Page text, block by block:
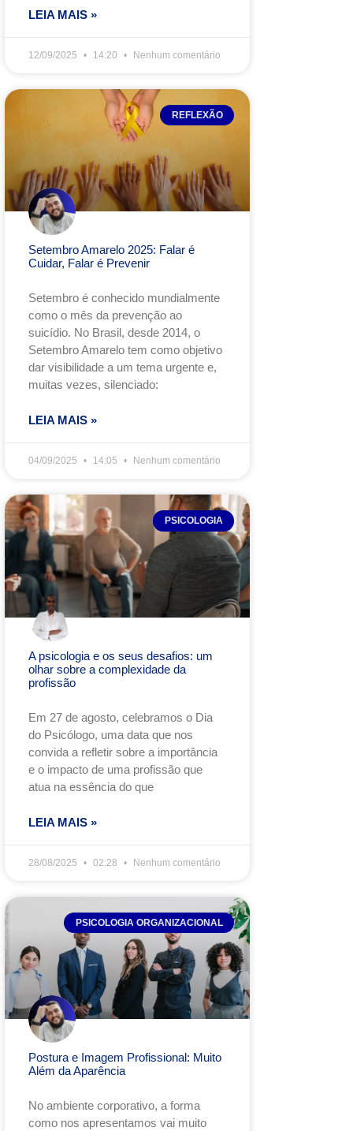
LEIA MAIS »
12/09/2025 14:20 Nenhum comentário
REFLEXÃO
Setembro Amarelo 2025: Falar é
Cuidar, Falar é Prevenir
Setembro é conhecido mundialmente
como o mês da prevenção ao
suicídio. No Brasil, desde 2014, o
Setembro Amarelo tem como objetivo
dar visibilidade a um tema urgente e,
muitas vezes, silenciado:
LEIA MAIS »
04/09/2025 14:05 Nenhum comentário
PSICOLOGIA
A psicologia e os seus desafios: um
olhar sobre a complexidade da
profissão
Em 27 de agosto, celebramos o Dia
do Psicólogo, uma data que nos
convida a refletir sobre a importância
e o impacto de uma profissão que
atua na essência do que
LEIA MAIS »
28/08/2025 02:28 Nenhum comentário
PSICOLOGIA ORGANIZACIONAL
Postura e Imagem Profissional: Muito
Além da Aparência
No ambiente corporativo, a forma
como nos apresentamos vai muito